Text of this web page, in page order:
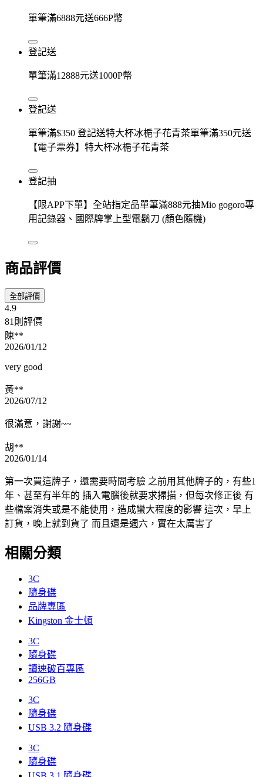
單筆滿6888元送666P幣
登記送
單筆滿12888元送1000P幣
登記送
單筆滿$350 登記送特大杯冰梔子花青茶單筆滿350元送
【電子票券】特大杯冰梔子花青茶
登記抽
【限APP下單】全站指定品單筆滿888元抽Mio gogoro專
用記錄器、國際牌掌上型電鬍刀 (顏色隨機)
商品評價
全部評價
4.9
81則評價
陳**
2026/01/12
very good
黃**
2026/07/12
很滿意，謝謝~~
胡**
2026/01/14
第一次買這牌子，還需要時間考驗 之前用其他牌子的，有些1
年、甚至有半年的 插入電腦後就要求掃描，但每次修正後 有
些檔案消失或是不能使用，造成蠻大程度的影響 這次，早上
訂貨，晚上就到貨了 而且還是週六，實在太厲害了
相關分類
3C
隨身碟
品牌專區
Kingston 金士頓
3C
隨身碟
讀速破百專區
256GB
3C
隨身碟
USB 3.2 隨身碟
3C
隨身碟